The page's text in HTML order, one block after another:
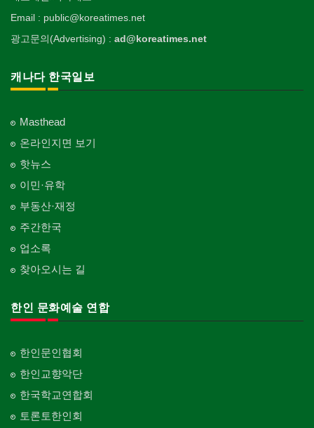
Email : public@koreatimes.net
광고문의(Advertising) : ad@koreatimes.net
캐나다 한국일보
Masthead
온라인지면 보기
핫뉴스
이민·유학
부동산·재정
주간한국
업소록
찾아오시는 길
한인 문화예술 연합
한인문인협회
한인교향악단
한국학교연합회
토론토한인회